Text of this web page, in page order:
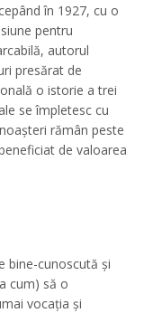
în 1927, cu o
pentru
autorul
presărat de
o istorie a trei
se împletesc cu
rămân peste
de valoarea
bine-cunoscută și
cum) să o
vocația și